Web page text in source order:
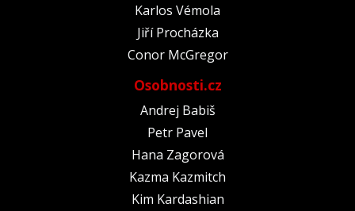
Karlos Vémola
Jiří Procházka
Conor McGregor
Osobnosti.cz
Andrej Babiš
Petr Pavel
Hana Zagorová
Kazma Kazmitch
Kim Kardashian